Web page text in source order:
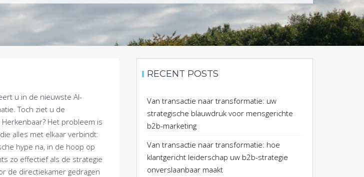
u in de nieuwste AI-
Toch ziet u de
Het probleem is
alles met elkaar verbindt:
hype na, in de hoop op
zo effectief als de strategie
de directiekamer gedragen
RECENT POSTS
Van transactie naar transformatie: uw
strategische blauwdruk voor mensgerichte
b2b-marketing
Van transactie naar transformatie: hoe
klantgericht leiderschap uw b2b-strategie
onverslaanbaar maakt